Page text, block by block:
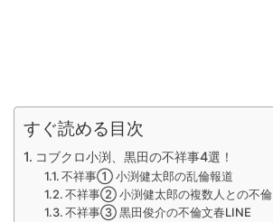
すぐ読める目次
コブクロ小渕、黒田の不祥事4選！
不祥事① 小渕健太郎の乱倫報道
不祥事② 小渕健太郎の複数人との不倫
不祥事③ 黒田俊介の不倫文春LINE